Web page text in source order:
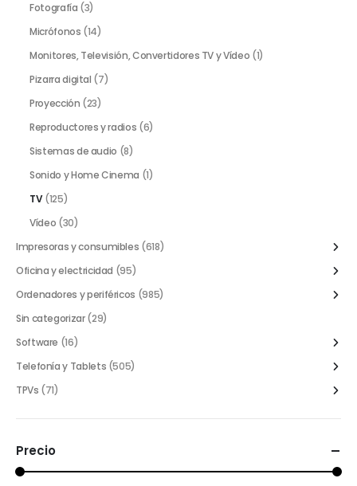
Fotografía (3)
Micrófonos (14)
Monitores, Televisión, Convertidores TV y Vídeo (1)
Pizarra digital (7)
Proyección (23)
Reproductores y radios (6)
Sistemas de audio (8)
Sonido y Home Cinema (1)
TV (125)
Vídeo (30)
Impresoras y consumibles (618)
Oficina y electricidad (95)
Ordenadores y periféricos (985)
Sin categorizar(29)
Software (16)
Telefonía y Tablets (505)
TPVs (71)
Precio